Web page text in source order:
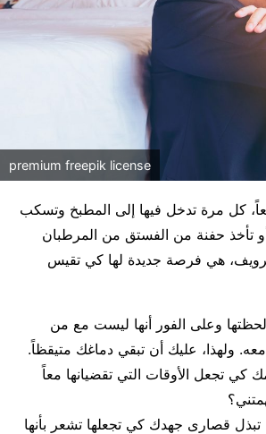
premium freepik license
كل مرة تدخل فيها إلى المطبخ وتسكب
حفنة من الفستق من المرطبان
هي فرصة جديدة لها كي تقيس
وعلى الفور أنها ليست مع من
ولهذا، عليك أن تبقي دماغك متيقظاً.
كي تجعل الأوقات التي تقضيانها معاً
قصارى جهدك كي تجعلها تشعر بأنها